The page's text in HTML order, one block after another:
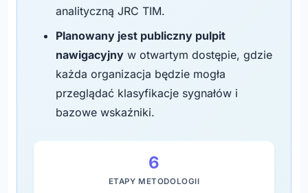
analityczną JRC TIM.
Planowany jest publiczny pulpit
nawigacyjny w otwartym dostępie, gdzie
każda organizacja będzie mogła
przeglądać klasyfikacje sygnałów i
bazowe wskaźniki.
6
ETAPY METODOLOGII